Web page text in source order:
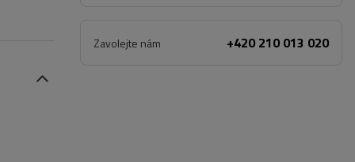
Zavolejte nám +420 210 013 020